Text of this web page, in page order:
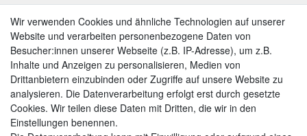
Impressum
Zahlungsarten
Weitere Zahlungsarten:
Wir verwenden Cookies und ähnliche Technologien auf unserer
Website und verarbeiten personenbezogene Daten von
Besucher:innen unserer Webseite (z.B. IP-Adresse), um z.B.
Inhalte und Anzeigen zu personalisieren, Medien von
Drittanbietern einzubinden oder Zugriffe auf unsere Website zu
analysieren. Die Datenverarbeitung erfolgt erst durch gesetzte
Cookies. Wir teilen diese Daten mit Dritten, die wir in den
Einstellungen benennen.